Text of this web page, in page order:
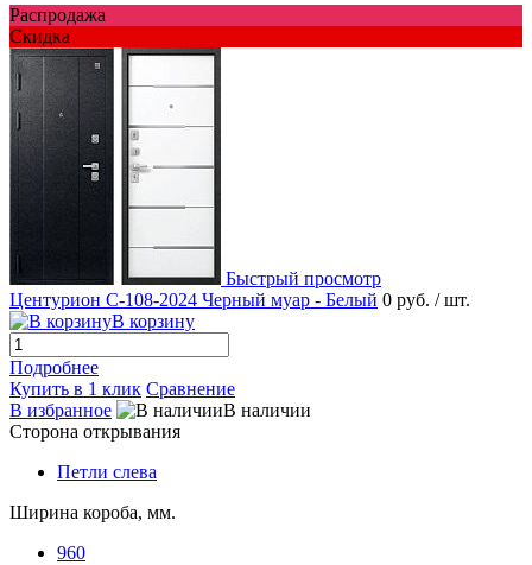
Распродажа
Скидка
Быстрый просмотр
Центурион С-108-2024 Черный муар - Белый 0 руб. / шт.
В корзину
Подробнее
Купить в 1 клик Сравнение
В избранное
В наличии
Сторона открывания
Петли слева
Ширина короба, мм.
960